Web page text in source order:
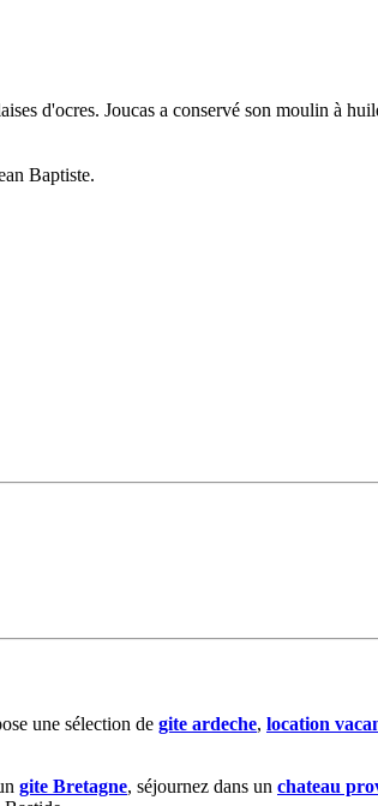
d'ocres. Joucas a conservé son moulin à
Baptiste.
une sélection de gite ardeche, location
gite Bretagne, séjournez dans un chateau